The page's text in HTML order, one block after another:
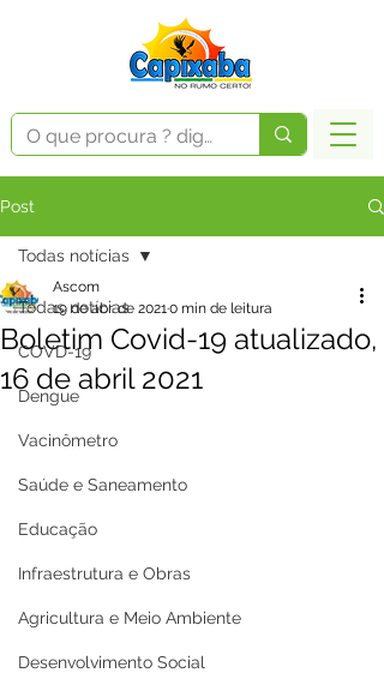
Post
Todas notícias
COVD-19
Dengue
Vacinômetro
Saúde e Saneamento
Educação
Infraestrutura e Obras
Agricultura e Meio Ambiente
Desenvolvimento Social
Todas notícias
Boletim Covid-19 atualizado,
16 de abril 2021
Ascom
19 de abr. de 20210 min de leitura